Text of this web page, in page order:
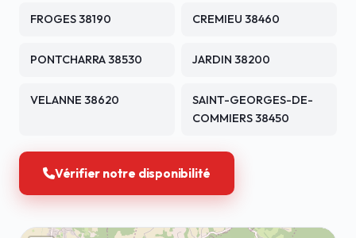
FROGES 38190 CREMIEU 38460
PONTCHARRA 38530 JARDIN 38200
VELANNE 38620
SAINT-GEORGES-DE-
COMMIERS 38450
Vérifier notre disponibilité